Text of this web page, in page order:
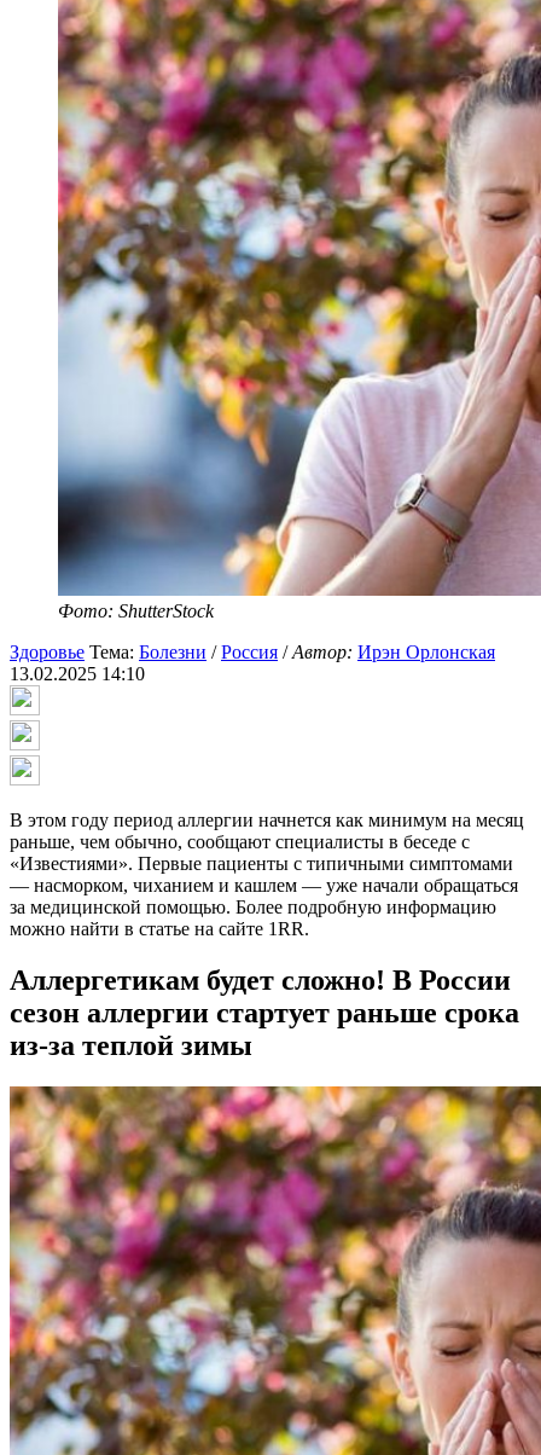
Фото: ShutterStock
Здоровье Тема: Болезни /Россия /Автор: Ирэн Орлонская
13.02.2025 14:10
В этом году период аллергии начнется как минимум на месяц
раньше, чем обычно, сообщают специалисты в беседе с
«Известиями». Первые пациенты с типичными симптомами
— насморком, чиханием и кашлем — уже начали обращаться
за медицинской помощью. Более подробную информацию
можно найти в статье на сайте 1RR.
Аллергетикам будет сложно! В России
сезон аллергии стартует раньше срока
из-за теплой зимы